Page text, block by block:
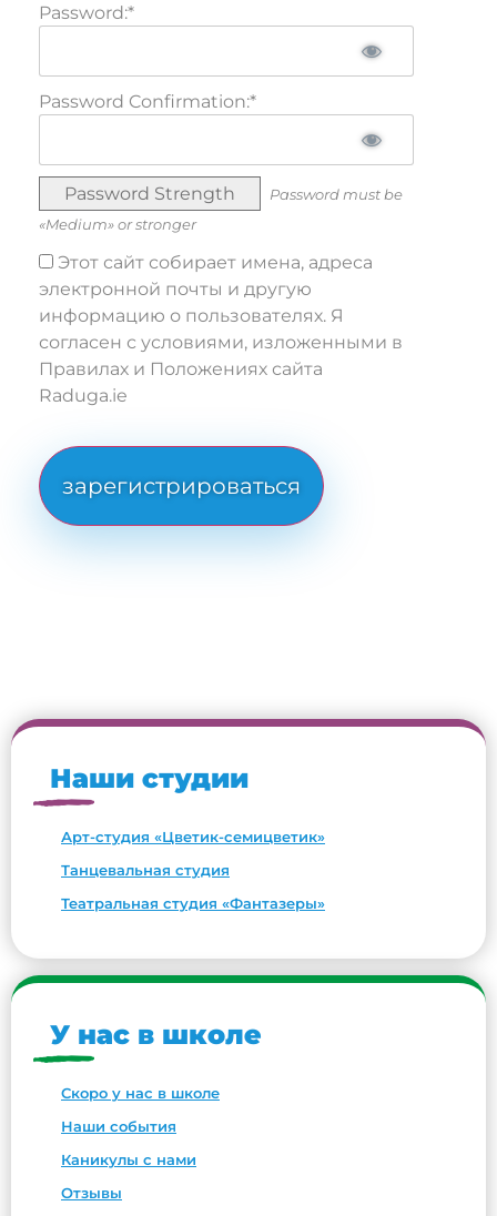
Password:*
Password Confirmation:*
Password Strength
Password must be
«Medium» or stronger
Этот сайт собирает имена, адреса
электронной почты и другую
информацию о пользователях. Я
согласен с условиями, изложенными в
Правилах и Положениях сайта
Raduga.ie
No val
Наши студии
Арт-студия «Цветик-семицветик»
Танцевальная студия
Театральная студия «Фантазеры»
У нас в школе
Скоро у нас в школе
Наши события
Каникулы с нами
Отзывы